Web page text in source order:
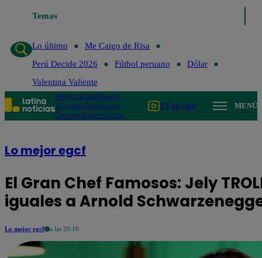
Temas
Lo último
Me Caigo de Risa
Perú Decide 2026
Fútbol peruano
Dólar
Valentina Valiente
PolíticaLimaMundo
Te ayudoTendencias
DeportesEspectáculos
TV en vivo MENÚ
Lo mejor egcf
El Gran Chef Famosos: Jely
iguales a Arnold
Lo mejor egcf a las 20:10